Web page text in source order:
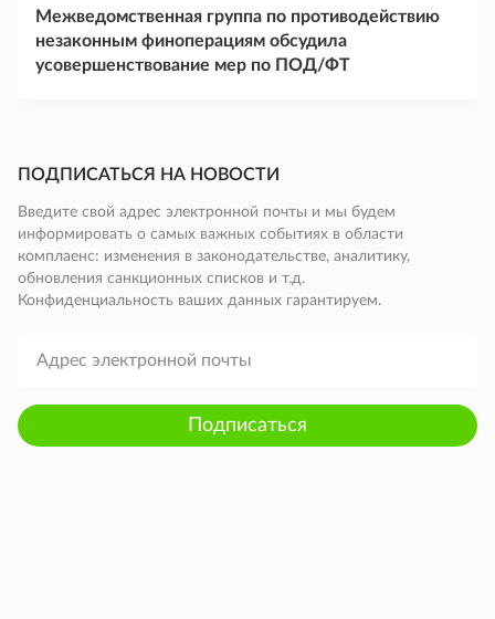
Межведомственная группа по противодействию
незаконным финоперациям обсудила
усовершенствование мер по ПОД/ФТ
ПОДПИСАТЬСЯ НА НОВОСТИ
Введите свой адрес электронной почты и мы будем
информировать о самых важных событиях в области
комплаенс: изменения в законодательстве, аналитику,
обновления санкционных списков и т.д.
Конфиденциальность ваших данных гарантируем.
Подписаться